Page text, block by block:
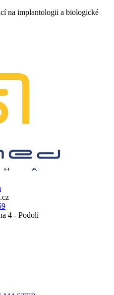
na implantologii a biologické
4 - Podolí